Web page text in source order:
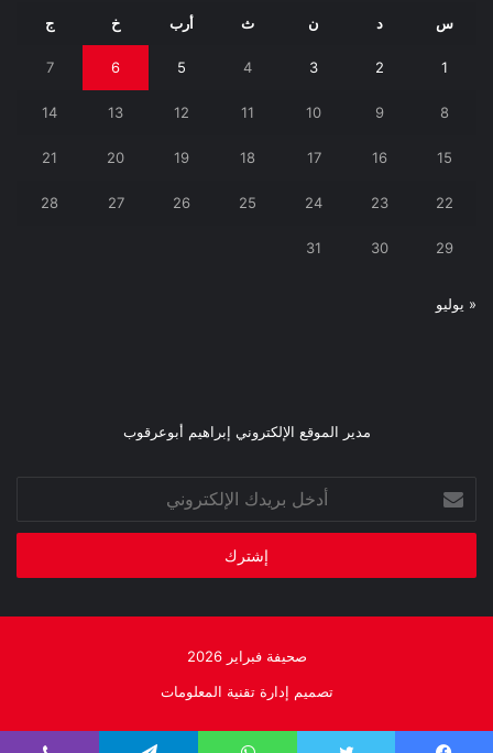
س د ن ث أرب خ ج
1
2
3
4
5
6
7
8
9
10
11
12
13
14
15
16
17
18
19
20
21
22
23
24
25
26
27
28
29
30
31
« يوليو
مدير الموقع الإلكتروني إبراهيم أبوعرقوب
بريدك
الإلكتروني
صحيفة فبراير 2026
تصميم إدارة تقنية المعلومات